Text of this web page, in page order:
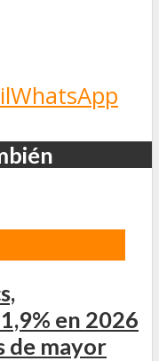
WhatsApp
en 2026
de mayor